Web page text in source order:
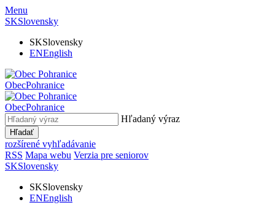
Menu
SKSlovensky
SKSlovensky
ENEnglish
ObecPohranice
ObecPohranice
Hľadaný výraz
Hľadať
rozšírené vyhľadávanie
RSS Mapa webu Verzia pre seniorov
SKSlovensky
SKSlovensky
ENEnglish